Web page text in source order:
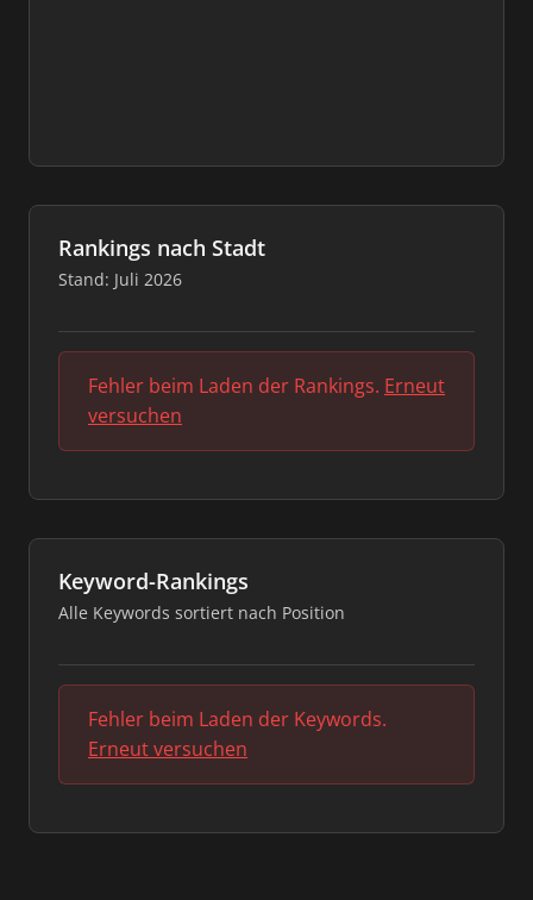
Rankings nach Stadt
Stand: Juli 2026
Fehler beim Laden der Rankings. Erneut
versuchen
Keyword-Rankings
Alle Keywords sortiert nach Position
Fehler beim Laden der Keywords.
Erneut versuchen